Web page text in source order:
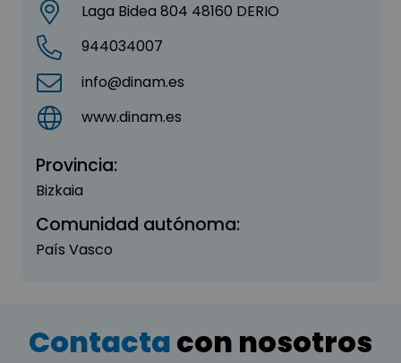
Laga Bidea 804 48160 DERIO
944034007
info@dinam.es
www.dinam.es
Provincia:
Bizkaia
Comunidad autónoma:
País Vasco
Contactacon nosotros